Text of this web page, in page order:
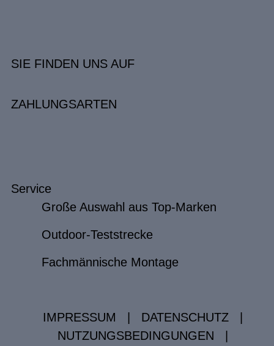
SIE FINDEN UNS AUF
ZAHLUNGSARTEN
Service
Große Auswahl aus Top-Marken
Outdoor-Teststrecke
Fachmännische Montage
IMPRESSUM DATENSCHUTZ
NUTZUNGSBEDINGUNGEN